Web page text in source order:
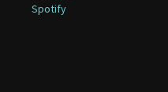
Spotify